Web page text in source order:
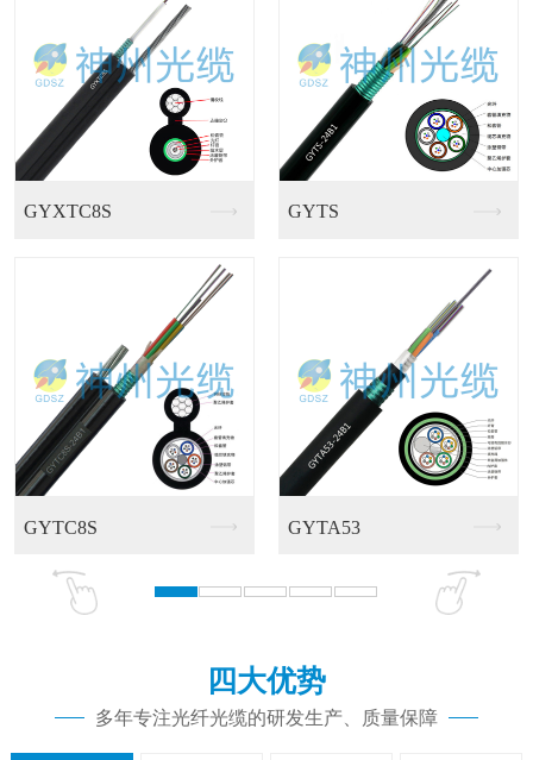
GJFJV多芯室内束... GJFJKV多用途室
四大优势
多年专注光纤光缆的研发生产、质量保障